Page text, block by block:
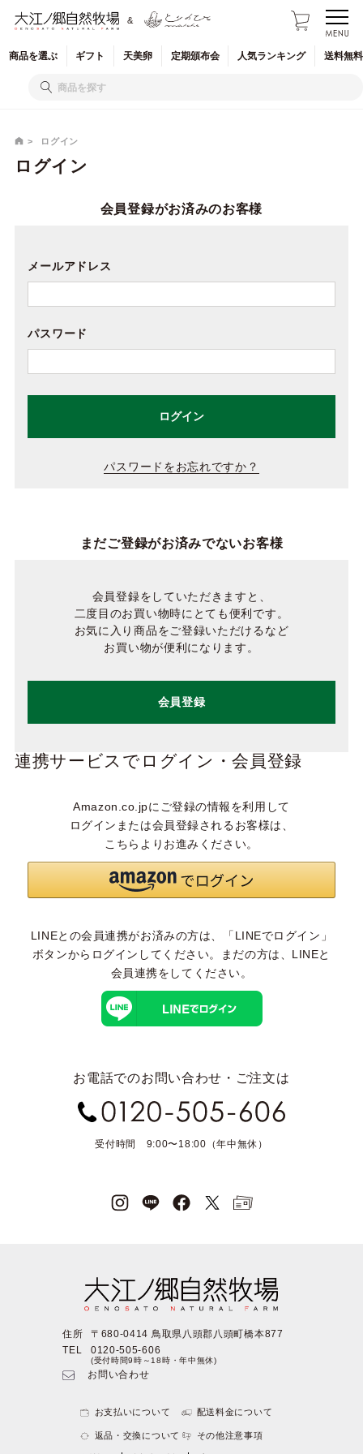
&
商品を選ぶ ギフト 天美卵 定期頒布会 人気ランキング 送料無
ログイン
ログイン
会員登録がお済みのお客様
メールアドレス
パスワード
ログイン
パスワードをお忘れですか？
まだご登録がお済みでないお客様
会員登録をしていただきますと、
二度目のお買い物時にとても便利です。
お気に入り商品をご登録いただけるなど
お買い物が便利になります。
会員登録
連携サービスでログイン・会員登録
Amazon.co.jpにご登録の情報を利用して
ログインまたは会員登録されるお客様は、
こちらよりお進みください。
LINEとの会員連携がお済みの方は、「LINEでログイン」
ボタンからログインしてください。まだの方は、 LINEと
会員連携をしてください。
お電話でのお問い合わせ・ご注文は
受付時間 9:00〜18:00（年中無休）
住所
〒680-0414 鳥取県八頭郡八頭町橋本877
TEL
0120-505-606
(受付時間9時～18時・年中無休)
お問い合わせ
お支払いについて 配送料金について
返品・交換について その他注意事項